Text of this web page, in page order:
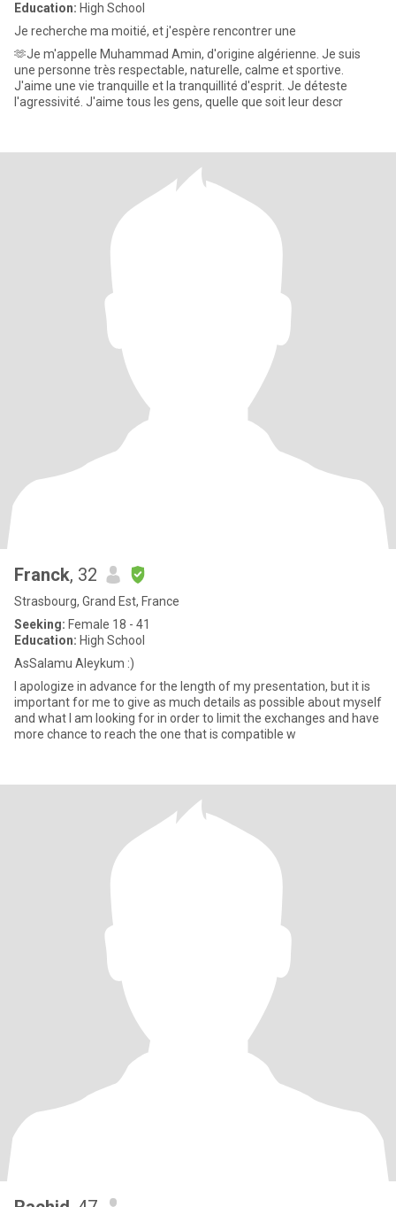
Education: High School
Je recherche ma moitié, et j'espère rencontrer une
🫶Je m'appelle Muhammad Amin, d'origine algérienne. Je suis
une personne très respectable, naturelle, calme et sportive.
J'aime une vie tranquille et la tranquillité d'esprit. Je déteste
l'agressivité. J'aime tous les gens, quelle que soit leur descr
Franck, 32
Strasbourg, Grand Est, France
Seeking: Female 18 - 41
Education: High School
AsSalamu Aleykum :)
I apologize in advance for the length of my presentation, but it is
important for me to give as much details as possible about myself
and what I am looking for in order to limit the exchanges and have
more chance to reach the one that is compatible w